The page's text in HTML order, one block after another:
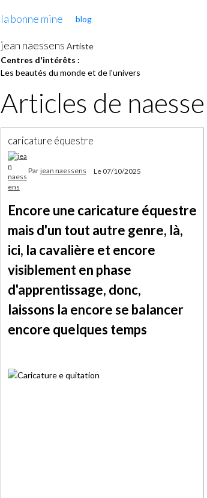
la bonne mine blog
jean naessensArtiste
Centres d'intérêts :
Les beautés du monde et de l'univers
Articles de
caricature équestre
Parjean naessens Le 07/10/2025
Encore une caricature équestre
mais d'un tout autre genre, là,
ici, la cavalière et encore
visiblement en phase
d'apprentissage, donc,
laissons la encore se balancer
encore quelques temps